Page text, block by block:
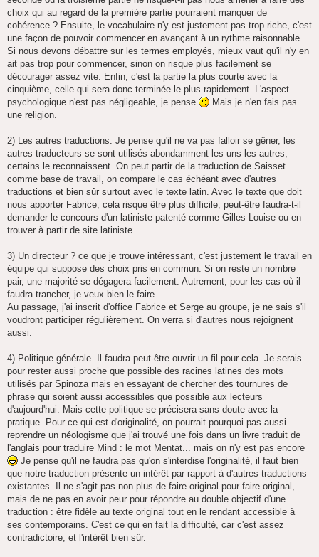
g
e
choix qui au regard de la première partie pourraient manquer de
cohérence ? Ensuite, le vocabulaire n'y est justement pas trop riche, c'est
une façon de pouvoir commencer en avançant à un rythme raisonnable.
Si nous devons débattre sur les termes employés, mieux vaut qu'il n'y en
ait pas trop pour commencer, sinon on risque plus facilement se
décourager assez vite. Enfin, c'est la partie la plus courte avec la
cinquième, celle qui sera donc terminée le plus rapidement. L'aspect
psychologique n'est pas négligeable, je pense
Mais je n'en fais pas
une religion.
2) Les autres traductions. Je pense qu'il ne va pas falloir se gêner, les
autres traducteurs se sont utilisés abondamment les uns les autres,
certains le reconnaissent. On peut partir de la traduction de Saisset
comme base de travail, on compare le cas échéant avec d'autres
traductions et bien sûr surtout avec le texte latin. Avec le texte que doit
nous apporter Fabrice, cela risque être plus difficile, peut-être faudra-t-il
demander le concours d'un latiniste patenté comme Gilles Louise ou en
trouver à partir de site latiniste.
3) Un directeur ? ce que je trouve intéressant, c'est justement le travail en
équipe qui suppose des choix pris en commun. Si on reste un nombre
pair, une majorité se dégagera facilement. Autrement, pour les cas où il
faudra trancher, je veux bien le faire.
Au passage, j'ai inscrit d'office Fabrice et Serge au groupe, je ne sais s'il
voudront participer régulièrement. On verra si d'autres nous rejoignent
aussi.
4) Politique générale. Il faudra peut-être ouvrir un fil pour cela. Je serais
pour rester aussi proche que possible des racines latines des mots
utilisés par Spinoza mais en essayant de chercher des tournures de
phrase qui soient aussi accessibles que possible aux lecteurs
d'aujourd'hui. Mais cette politique se précisera sans doute avec la
pratique. Pour ce qui est d'originalité, on pourrait pourquoi pas aussi
reprendre un néologisme que j'ai trouvé une fois dans un livre traduit de
l'anglais pour traduire Mind : le mot Mentat... mais on n'y est pas encore
Je pense qu'il ne faudra pas qu'on s'interdise l'originalité, il faut bien
que notre traduction présente un intérêt par rapport à d'autres traductions
existantes. Il ne s'agit pas non plus de faire original pour faire original,
mais de ne pas en avoir peur pour répondre au double objectif d'une
traduction : être fidèle au texte original tout en le rendant accessible à
ses contemporains. C'est ce qui en fait la difficulté, car c'est assez
contradictoire, et l'intérêt bien sûr.